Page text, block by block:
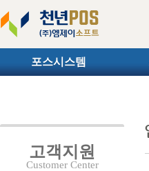
포스시스템
고객지원
Customer Center